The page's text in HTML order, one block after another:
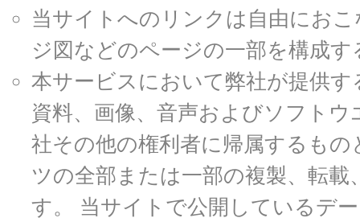
当サイトへのリンクは自由にお
ジ図などのページの一部を構成
本サービスにおいて弊社が提供
資料、画像、音声およびソフト
社その他の権利者に帰属するも
ツの全部または一部の複製、転
す。 当サイトで公開しているデ